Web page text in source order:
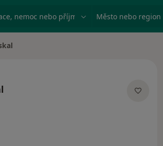
nemoc nebo příjmení Město nebo region